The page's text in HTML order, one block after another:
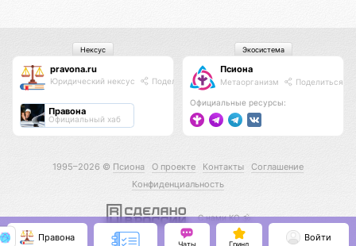
pravona.ru
Юридический нексус Поделиться
Правона
Официальный хаб
Нексус
Псиона
Метаорганизм Поделиться
Официальные ресурсы:
Экосистема
1995–2026 © Псиона О проекте Контакты
Соглашение
Конфиденциальность
С нами КО 🕉️
Правона
Чаты Гринд
Войти